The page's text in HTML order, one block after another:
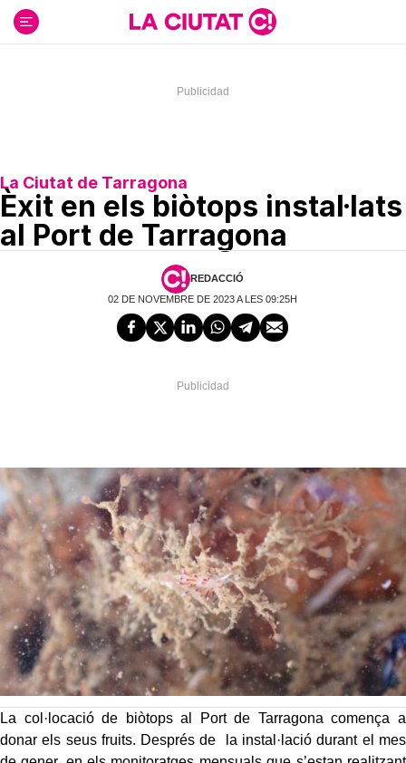
contenido
La Ciutat de Tarragona
Èxit en els biòtops instal·lats
al Port de Tarragona
REDACCIÓ
02 DE NOVEMBRE DE 2023 A LES 09:25H
La col·locació de biòtops al Port de Tarragona comença a
donar els seus fruits. Després de la instal·lació durant el mes